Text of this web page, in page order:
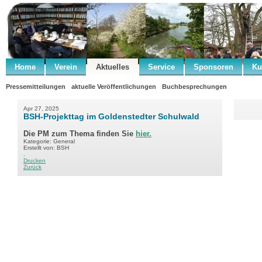
Home Verein Aktuelles Service Sponsoren
Pressemitteilungen aktuelle Veröffentlichungen Buchbesprechungen
Apr 27, 2025
BSH-Projekttag im Goldenstedter Schulwald
Die PM zum Thema finden Sie hier.
Kategorie: General
Erstellt von: BSH
Drucken
Zurück